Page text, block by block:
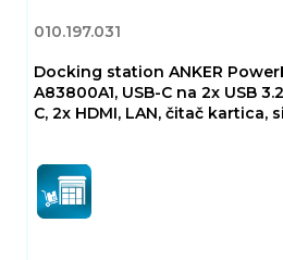
USB Type-C™ Gigabit LAN
010.197.031
Docking station ANKER
A83800A1, USB-C na 2x USB
C, 2x HDMI, LAN, čitač kartica,